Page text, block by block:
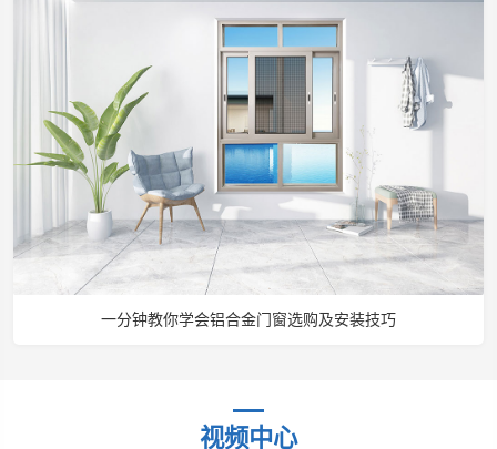
一分钟教你学会铝合金门窗选购及安装技巧
视频中心